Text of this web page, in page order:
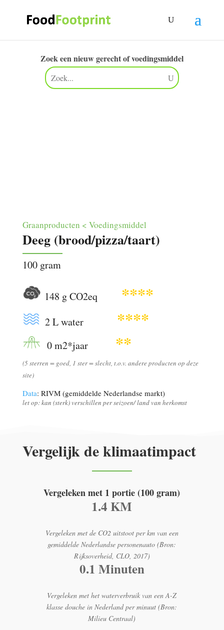
Zoek een nieuw gerecht of voedingsmiddel
Graanproducten < Voedingsmiddel
Deeg (brood/pizza/taart)
100 gram
148 g CO2eq ****
2 L water ****
0 m2*jaar **
(5 sterren = goed, 1 ster = slecht, t.o.v. andere producten op deze
site)
Data: RIVM (gemiddelde Nederlandse markt)
let op: kan (sterk) verschillen per seizoen/ land van herkomst
Vergelijk de klimaatimpact
Vergeleken met 1 portie (100 gram)
1.4 KM
Vergeleken met de CO2 uitstoot per km van een
gemiddelde Nederlandse personenauto (Bron:
Rijksoverheid, CLO, 2017)
0.1 Minuten
Vergeleken met het waterverbruik van een A-Z
klasse douche in Nederland per minuut (Bron:
Milieu Centraal)